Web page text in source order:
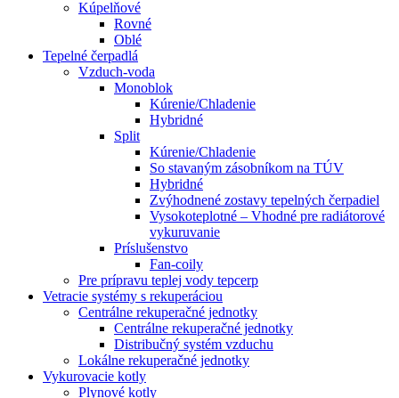
Kúpelňové
Rovné
Oblé
Tepelné čerpadlá
Vzduch-voda
Monoblok
Kúrenie/Chladenie
Hybridné
Split
Kúrenie/Chladenie
So stavaným zásobníkom na TÚV
Hybridné
Zvýhodnené zostavy tepelných čerpadiel
Vysokoteplotné – Vhodné pre radiátorové
vykuruvanie
Príslušenstvo
Fan-coily
Pre prípravu teplej vody tepcerp
Vetracie systémy s rekuperáciou
Centrálne rekuperačné jednotky
Centrálne rekuperačné jednotky
Distribučný systém vzduchu
Lokálne rekuperačné jednotky
Vykurovacie kotly
Plynové kotly